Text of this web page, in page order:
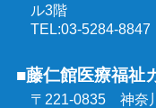
同行援護従業者
喀痰吸引等研修
介護福祉士受験
ケアマネジャー
ル3階
TEL:03-5284-
■藤仁館医療福
〒221-0835 神奈